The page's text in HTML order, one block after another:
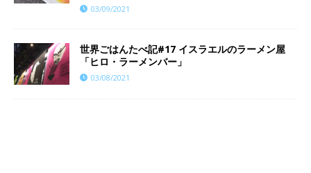
03/09/2021
世界ごはんたべ記#17 イスラエルのラーメン屋
「ヒロ・ラーメンバー」
03/08/2021